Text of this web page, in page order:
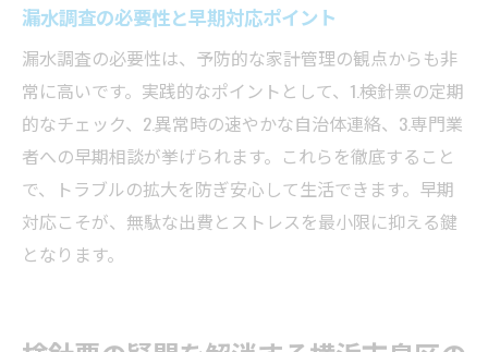
メール通知から始める漏水調査の基礎知識
漏水調査と通知で家計トラブルを未然に防
ぐ
水漏れが疑われる時にまず確認したい検針票の
見方
漏水調査の前に検針票を正しくチェック
検針票で水漏れの兆候を探す漏水調査法
準
漏水調査の必要性と早期対応ポイント
漏水調査の必要性は、予防的な家計管理の観点からも非
常に高いです。実践的なポイントとして、1.検針票の定期
的なチェック、2.異常時の速やかな自治体連絡、3.専門業
者への早期相談が挙げられます。これらを徹底すること
で、トラブルの拡大を防ぎ安心して生活できます。早期
対応こそが、無駄な出費とストレスを最小限に抑える鍵
となります。